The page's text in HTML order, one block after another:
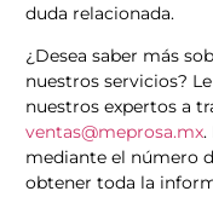
duda relacionada.
¿Desea saber más
nuestros servicios?
nuestros expertos a
ventas@meprosa.mx.
mediante el número
obtener toda la